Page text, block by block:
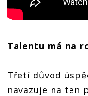
Talentu má na
Třetí důvod
navazuje na ten